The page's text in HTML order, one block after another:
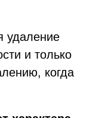
удаление
и только
когда